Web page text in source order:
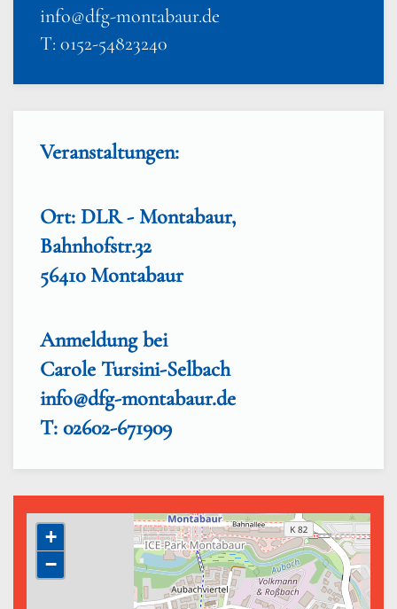
info@dfg-montabaur.de
T: 0152-54823240
Veranstaltungen:
Ort: DLR - Montabaur,
Bahnhofstr.32
56410 Montabaur
Anmeldung bei
Carole Tursini-Selbach
info@dfg-montabaur.de
T: 02602-671909
+
−